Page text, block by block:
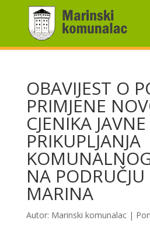
OBAVIJEST O
PRIMJENE
CJENIKA
PRIKUPLJANJA
NA
MARINA
Autor: Marinski komunalac|